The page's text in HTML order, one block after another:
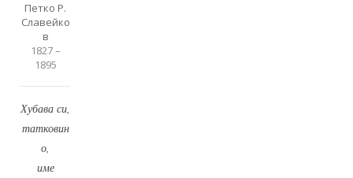
Петко Р.
Славейко
в
1827 –
1895
Хубава си,
татковин
о,
име